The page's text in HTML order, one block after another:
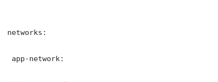
networks:
app-network: